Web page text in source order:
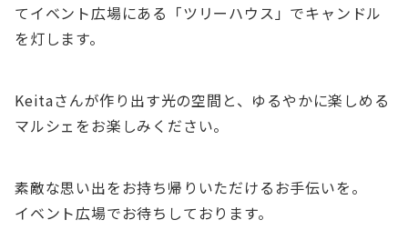
てイベント広場にある「ツリーハウス」でキャンドル
を灯します。
Keitaさんが作り出す光の空間と、ゆるやかに楽しめる
マルシェをお楽しみください。
素敵な思い出をお持ち帰りいただけるお手伝いを。
イベント広場でお待ちしております。